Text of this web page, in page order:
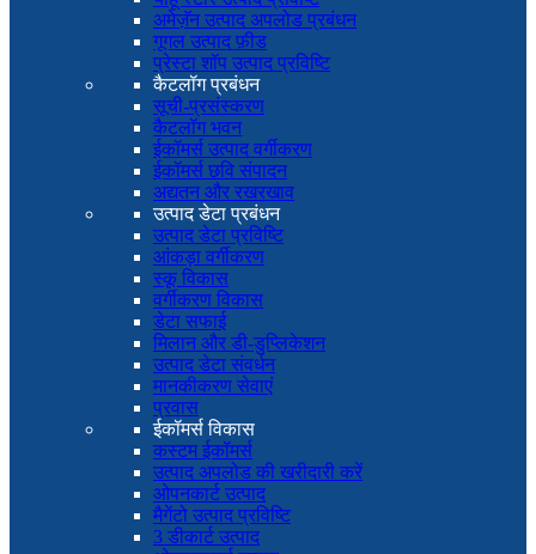
अमेज़ॅन उत्पाद अपलोड प्रबंधन
गूगल उत्पाद फ़ीड
प्रेस्टा शॉप उत्पाद प्रविष्टि
कैटलॉग प्रबंधन
सूची-प्रसंस्करण
कैटलॉग भवन
ईकॉमर्स उत्पाद वर्गीकरण
ईकॉमर्स छवि संपादन
अद्यतन और रखरखाव
उत्पाद डेटा प्रबंधन
उत्पाद डेटा प्रविष्टि
आंकड़ा वर्गीकरण
स्कू विकास
वर्गीकरण विकास
डेटा सफाई
मिलान और डी-डुप्लिकेशन
उत्पाद डेटा संवर्धन
मानकीकरण सेवाएं
प्रवास
ईकॉमर्स विकास
कस्टम ईकॉमर्स
उत्पाद अपलोड की खरीदारी करें
ओपनकार्ट उत्पाद
मैगेंटो उत्पाद प्रविष्टि
3 डीकार्ट उत्पाद